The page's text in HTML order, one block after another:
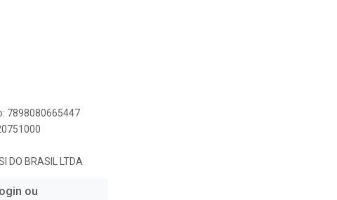
7898080665447
DO BRASIL LTDA
ou